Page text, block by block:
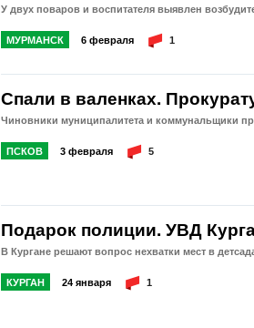
У двух поваров и воспитателя выявлен
МУРМАНСК 6 февраля 1
Спали в валенках.
Чиновники муниципалитета и коммунальщики
ПСКОВ 3 февраля 5
Подарок полиции. УВД
В Кургане решают вопрос нехватки мест в
КУРГАН 24 января 1